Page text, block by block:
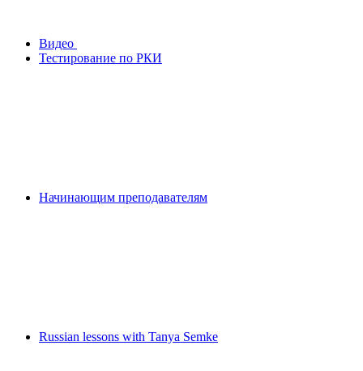
Видео
Тестирование по РКИ
Начинающим преподавателям
Russian lessons with Tanya Semke